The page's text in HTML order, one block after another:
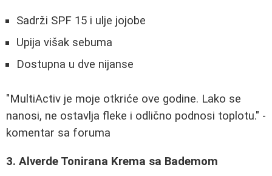
Sadrži SPF 15 i ulje jojobe
Upija višak sebuma
Dostupna u dve nijanse
"MultiActiv je moje otkriće ove godine. Lako se
nanosi, ne ostavlja fleke i odlično podnosi toplotu." -
komentar sa foruma
3. Alverde Tonirana Krema sa Bademom